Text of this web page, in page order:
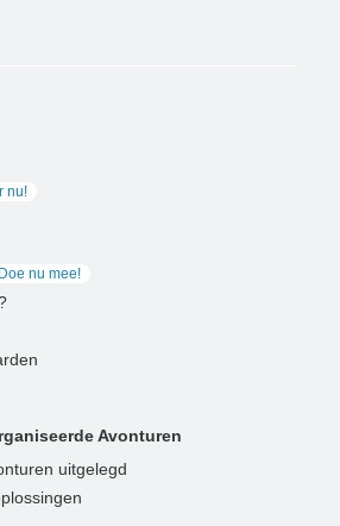
nu!
Doe nu mee!
Avonturen
uitgelegd